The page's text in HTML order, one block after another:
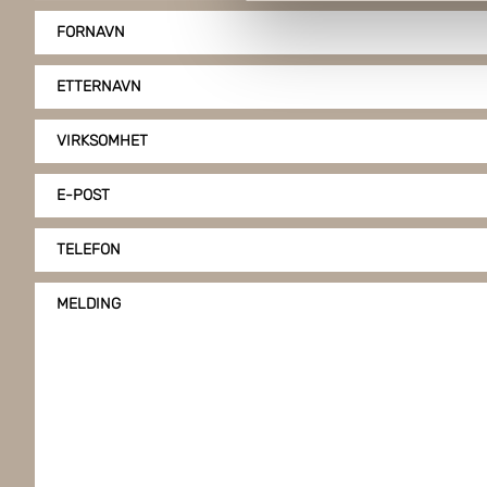
FORNAVN
ETTERNAVN
VIRKSOMHET
E-POST
TELEFON
MELDING